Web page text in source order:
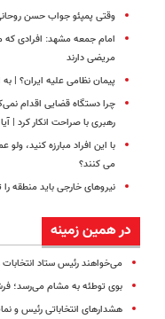
وقتی پمپئو جواب حسن
امام جمعه مشهد: افرادی که
مریضی دارند
پیمان نظامی علیه ایران؟ |
چرا دستگاه قضایی اقدام
رهبری با صراحت انکار کرد |
با این افراد مبارزه کنید،
می کنند؟
نیروهای خارجی باید منطقه
در همین زمینه
می‌خواهند رئیس ستاد انتخابات
بوی توطئه به مشام می‌رسد؛
هشدارهای انتخاباتی رئیس و